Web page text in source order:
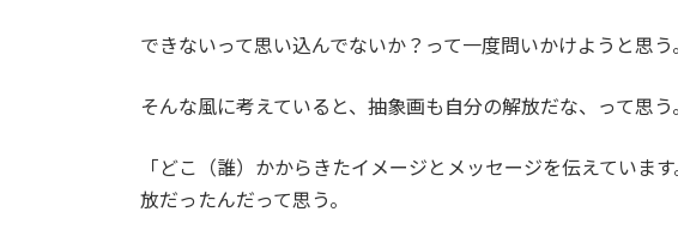
できないって思い込んでないか？って一度問いかけようと思う
そんな風に考えていると、抽象画も自分の解放だな、って思う
「どこ（誰）かからきたイメージとメッセージを伝えていま
放だったんだって思う。